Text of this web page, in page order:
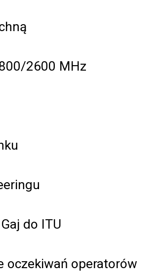
2600 MHz
do ITU
oczekiwań operatorów